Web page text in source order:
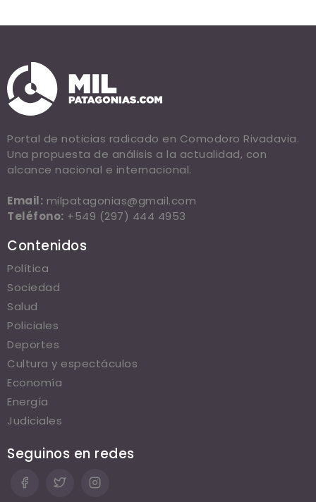
Portal de noticias radicado en Comodoro Rivadavia.
Una propuesta de análisis a la actualidad, con
alcance nacional e internacional.
Email: milpatagonias@gmail.com
Teléfono: +549 (297) 444 4953
Contenidos
Política
Sociedad
Salud
Policiales
Deportes
Cultura y espectáculos
Economía
Energía
Judiciales
Seguinos en redes